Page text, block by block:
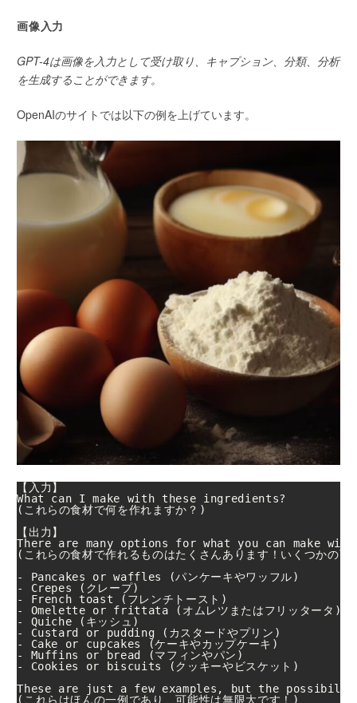
画像入力
GPT-4は画像を入力として受け取り、キャプション、分類、分析
を生成することができます。
OpenAIのサイトでは以下の例を上げています。
【入力】
What can I make with these ingredients?
(これらの食材で何を作れますか？)
【出力】
There are many options for what you can make
(これらの食材で作れるものはたくさんあります！いくつかの
- Pancakes or waffles (パンケーキやワッフル)
- Crepes (クレープ)
- French toast (フレンチトースト)
- Omelette or frittata (オムレツまたはフリッタータ)
- Quiche (キッシュ)
- Custard or pudding (カスタードやプリン)
- Cake or cupcakes (ケーキやカップケーキ)
- Muffins or bread (マフィンやパン)
- Cookies or biscuits (クッキーやビスケット)
These are just a few examples, but the
(これらはほんの一例であり、可能性は無限大です！)